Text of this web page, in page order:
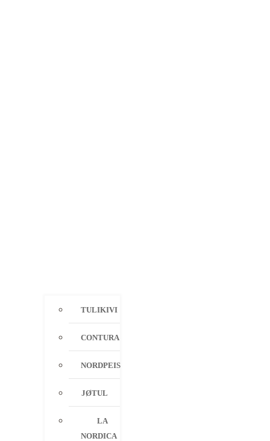
TULIKIVI
CONTURA
NORDPEIS
JØTUL
LA
NORDICA